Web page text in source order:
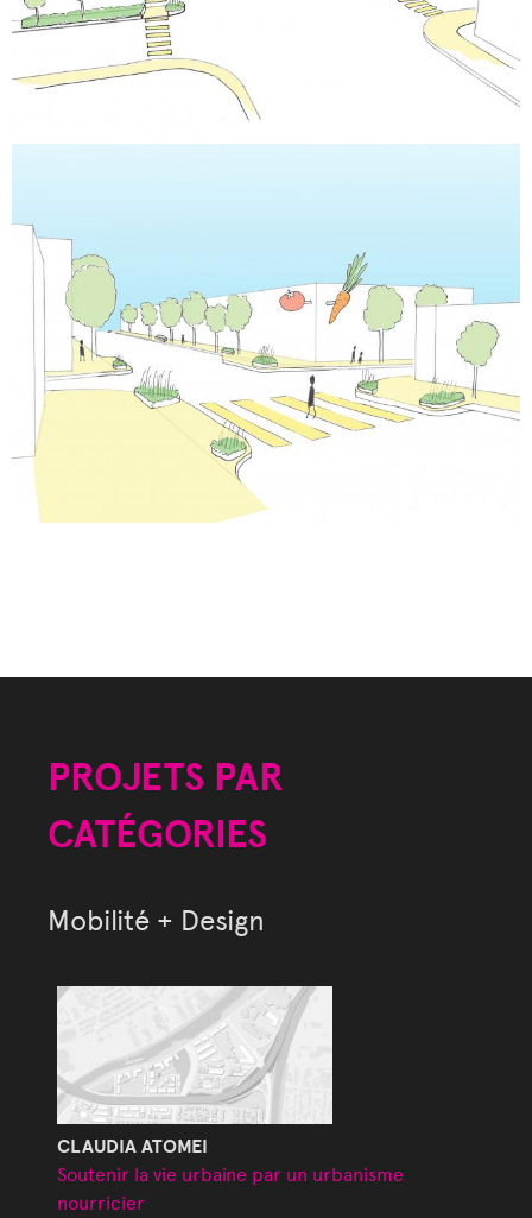
PROJETS PAR
CATÉGORIES
Mobilité + Design
CLAUDIA ATOMEI
Soutenir la vie urbaine par un urbanisme
nourricier